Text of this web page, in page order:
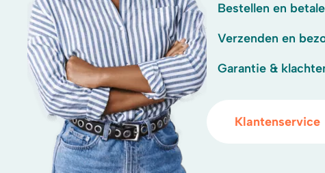
Bestellen en
Verzenden en
Garantie &
Klantenservice